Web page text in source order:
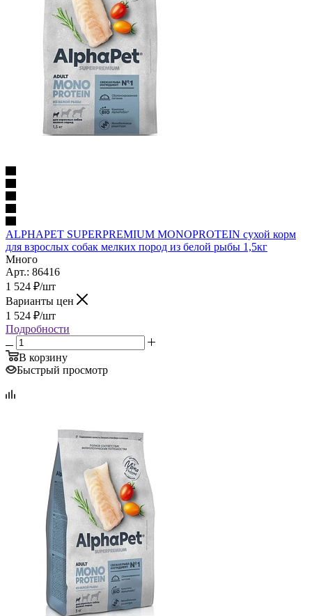
ALPHAPET SUPERPREMIUM MONOPROTEIN сухой корм
для взрослых собак мелких пород из белой рыбы 1,5кг
Много
Арт.: 86416
1 524 ₽/шт
Варианты цен
1 524 ₽/шт
Подробности
В корзину
Быстрый просмотр